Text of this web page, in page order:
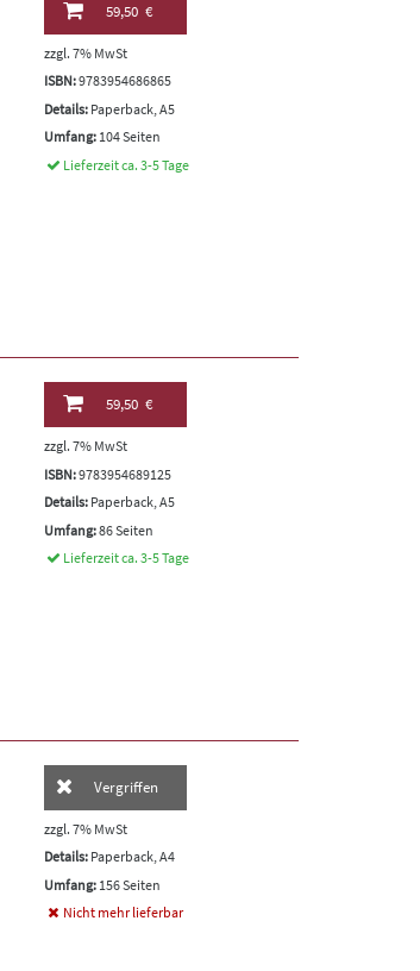
59,50 €
zzgl. 7% MwSt
ISBN:9783954686865
Details: Paperback, A5
Umfang: 104 Seiten
Lieferzeit ca. 3-5 Tage
59,50 €
zzgl. 7% MwSt
ISBN:9783954689125
Details: Paperback, A5
Umfang:86 Seiten
Lieferzeit ca. 3-5 Tage
Vergriffen
zzgl. 7% MwSt
Details: Paperback, A4
Umfang: 156 Seiten
Nicht mehr lieferbar